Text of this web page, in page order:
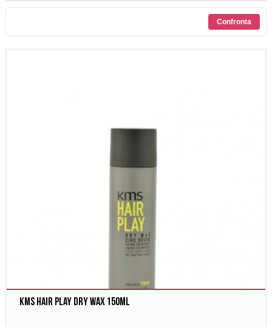
Kms Hair Play Dry Wax 150ml